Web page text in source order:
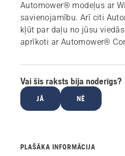
Automower® modeļus ar
savienojamību. Arī citi
kļūt par daļu no jūsu
aprīkoti ar Automower®
Vai šis raksts bija noderīgs?
JĀ NĒ
PLAŠĀKA INFORMĀCIJA